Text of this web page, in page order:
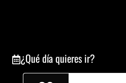
¿Qué día quieres ir?